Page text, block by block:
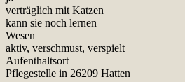
verträglich mit Katzen
kann sie noch lernen
Wesen
aktiv, verschmust, verspielt
Aufenthaltsort
Pflegestelle in 26209 Hatten